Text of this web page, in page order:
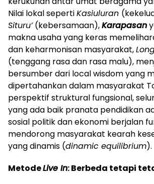
Nilai lokal sepertiKasiuluran
Situru’(kebersamaan),Karapasan
makna usaha yang keras
dan keharmonisan masyarakat,
(tenggang rasa dan rasa malu),
bersumber dari local wisdom yang
dipertahankan dalam masyarakat
perspektif struktural fungsional,
yang ada baik pranata pendidikan
sosial politik dan ekonomi berjalan
mendorong masyarakat kearah
yang dinamis (dinamic equilibrium).
MetodeLive In: Berbeda tetapi